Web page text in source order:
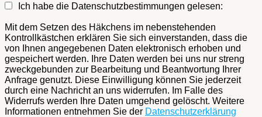
Ich habe die Datenschutzbestimmungen gelesen:
Mit dem Setzen des Häkchens im nebenstehenden
Kontrollkästchen erklären Sie sich einverstanden, dass die
von Ihnen angegebenen Daten elektronisch erhoben und
gespeichert werden. Ihre Daten werden bei uns nur streng
zweckgebunden zur Bearbeitung und Beantwortung Ihrer
Anfrage genutzt. Diese Einwilligung können Sie jederzeit
durch eine Nachricht an uns widerrufen. Im Falle des
Widerrufs werden Ihre Daten umgehend gelöscht. Weitere
Informationen entnehmen Sie der Datenschutzerklärung